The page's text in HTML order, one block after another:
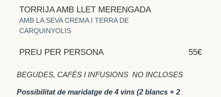
TORRIJA AMB LLET MERENGADA
AMB LA SEVA CREMA I TERRA DE
CARQUINYOLIS
PREU PER PERSONA 55€
BEGUDES, CAFÈS I INFUSIONS NO INCLOSES
Possibilitat de maridatge de 4 vins (2 blancs + 2